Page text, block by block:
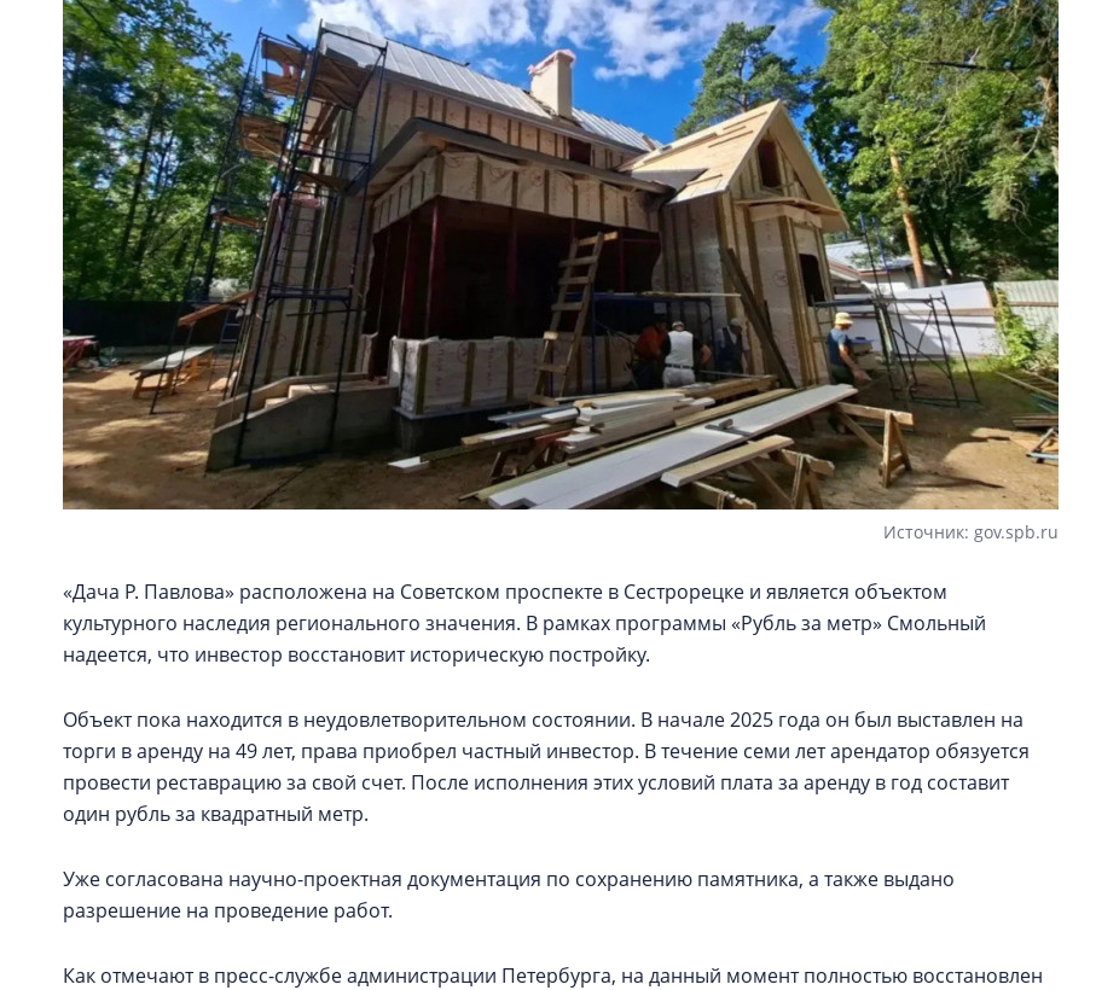
Источник: gov.spb.ru
«Дача Р. Павлова» расположена на Советском проспекте в Сестрорецке и является объектом
культурного наследия регионального значения. В рамках программы «Рубль за метр» Смольный
надеется, что инвестор восстановит историческую постройку.
Объект пока находится в неудовлетворительном состоянии. В начале 2025 года он был выставлен на
торги в аренду на 49 лет, права приобрел частный инвестор. В течение семи лет арендатор обязуется
провести реставрацию за свой счет. После исполнения этих условий плата за аренду в год составит
один рубль за квадратный метр.
Уже согласована научно-проектная документация по сохранению памятника, а также выдано
разрешение на проведение работ.
Как отмечают в пресс-службе администрации Петербурга, на данный момент полностью восстановлен